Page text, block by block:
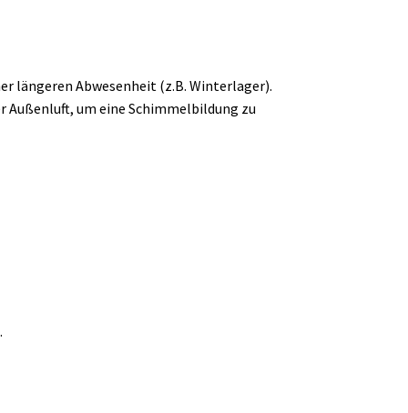
längeren Abwesenheit (z.B. Winterlager).
um eine Schimmelbildung zu